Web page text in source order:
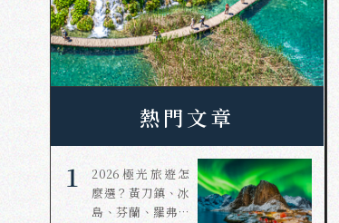
熱門文章
1
2026極光旅遊怎
麼選？黃刀鎮、冰
島、芬蘭、羅弗敦